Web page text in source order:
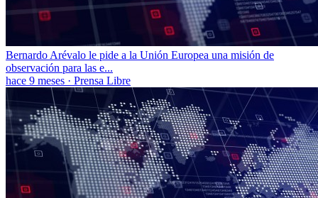
Bernardo Arévalo le pide a la Unión Europea una misión de
observación para las e...
hace 9 meses · Prensa Libre